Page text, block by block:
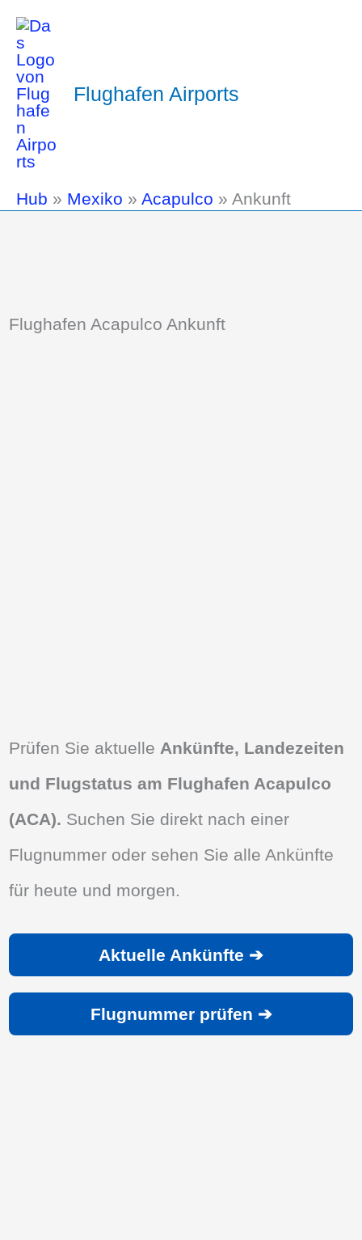
Flughafen Airports
Hub » Mexiko » Acapulco » Ankunft
Flughafen Acapulco Ankunft
Prüfen Sie aktuelle Ankünfte, Landezeiten
und Flugstatus am Flughafen Acapulco
(ACA). Suchen Sie direkt nach einer
Flugnummer oder sehen Sie alle Ankünfte
für heute und morgen.
Aktuelle Ankünfte ➔
Flugnummer prüfen ➔